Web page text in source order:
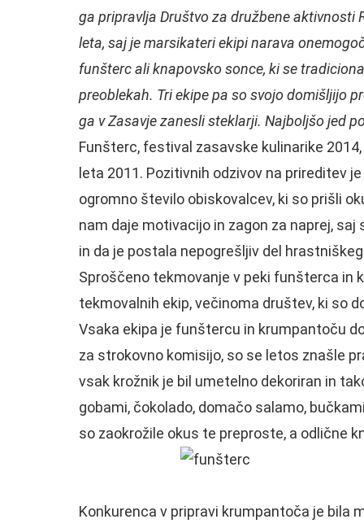
ga pripravlja Društvo za družbene aktivnosti
leta, saj je marsikateri ekipi narava
funšterc ali knapovsko sonce, ki se
preoblekah. Tri ekipe pa so svojo domišljijo
ga v Zasavje zanesli steklarji. Najboljšo jed
Funšterc, festival zasavske kulinarike
leta 2011. Pozitivnih odzivov na prireditev
ogromno število obiskovalcev, ki so prišli
nam daje motivacijo in zagon za naprej,
in da je postala nepogrešljiv del
Sproščeno tekmovanje v peki funšterca in
tekmovalnih ekip, večinoma društev, ki so
Vsaka ekipa je funštercu in krumpantoču
za strokovno komisijo, so se letos znašle
vsak krožnik je bil umetelno dekoriran in
gobami, čokolado, domačo salamo,
so zaokrožile okus te preproste, a odlične
Konkurenca v pripravi krumpantoča je bila